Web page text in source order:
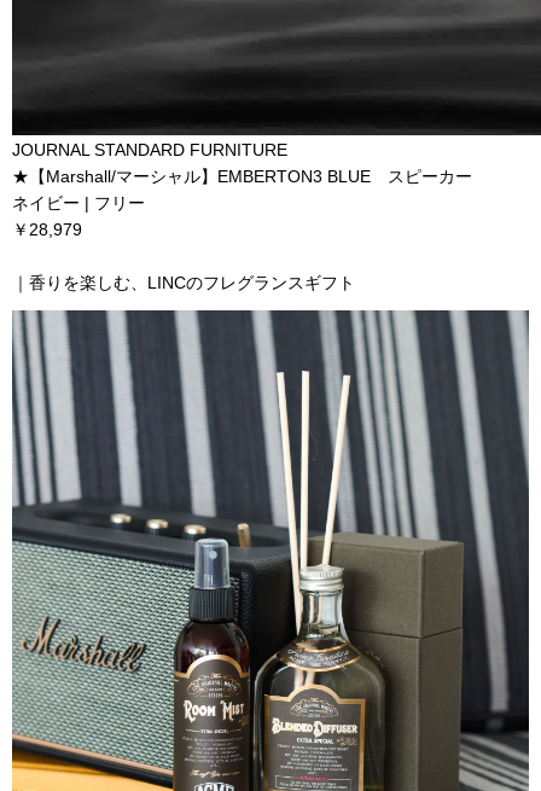
JOURNAL STANDARD FURNITURE
★【Marshall/マーシャル】EMBERTON3 BLUE スピーカー
ネイビー | フリー
￥28,979
｜香りを楽しむ、LINCのフレグランスギフト